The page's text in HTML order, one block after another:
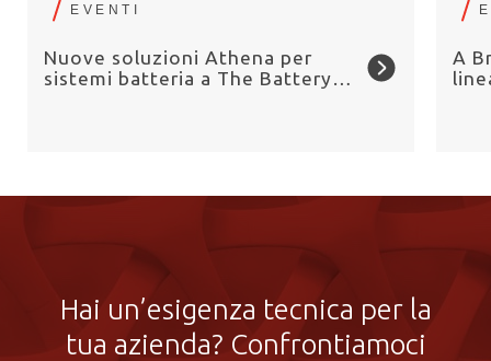
EVENTI
Nuove soluzioni Athena per
sistemi batteria a The Battery
A
Hai un’esigenza tecnica per la
tua azienda? Confrontiamoci